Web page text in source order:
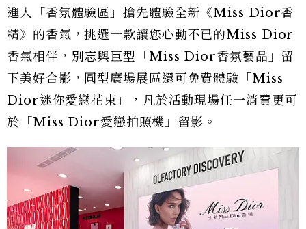
進入「香氛體驗區」搶先體驗全新《Miss Dior香
精》的香氣，挑選一款讓您心動不已的Miss Dior
香氣相伴，別忘與巨型「Miss Dior香氛藝品」留
下美好合影，圓型廣場展區還可免費體驗「Miss
Dior迷你愛戀花束」，凡於活動現場任一消費更可
於「Miss Dior愛戀拍照機」留影。